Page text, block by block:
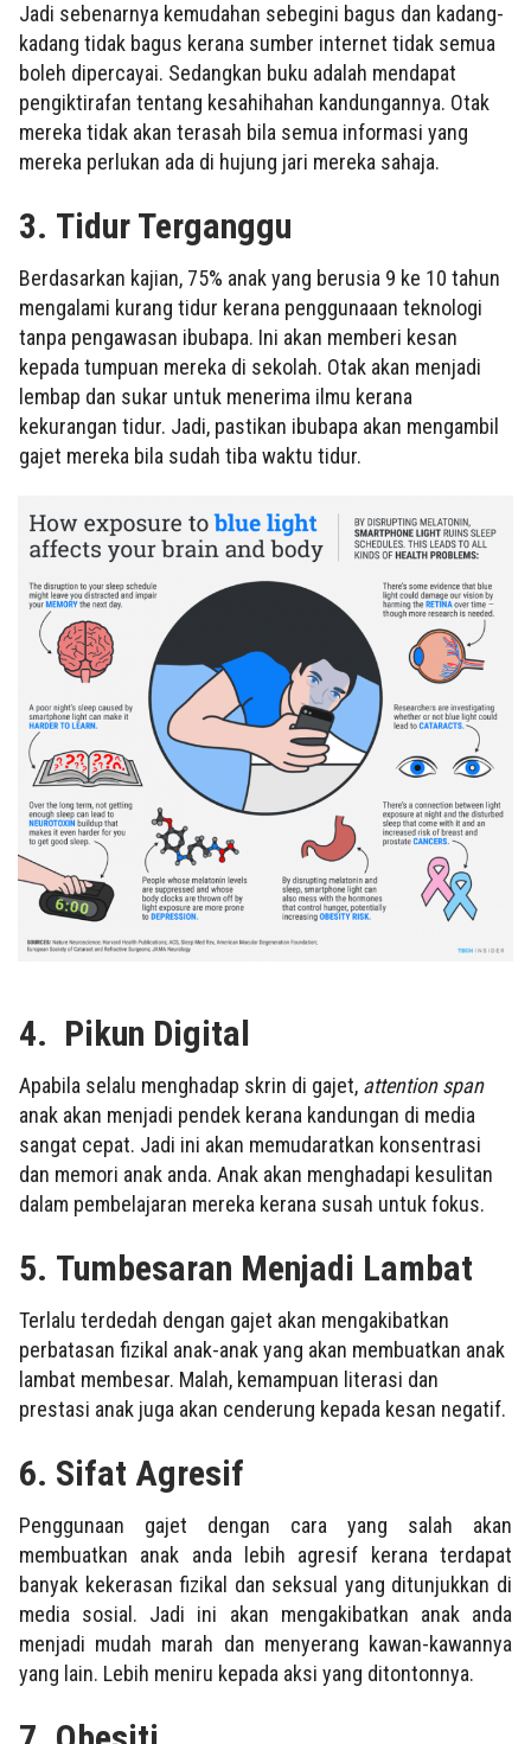
Jadi sebenarnya kemudahan sebegini bagus dan kadang-
kadang tidak bagus kerana sumber internet tidak semua
boleh dipercayai. Sedangkan buku adalah mendapat
pengiktirafan tentang kesahihahan kandungannya. Otak
mereka tidak akan terasah bila semua informasi yang
mereka perlukan ada di hujung jari mereka sahaja.
3. Tidur Terganggu
Berdasarkan kajian, 75% anak yang berusia 9 ke 10 tahun
mengalami kurang tidur kerana penggunaaan teknologi
tanpa pengawasan ibubapa. Ini akan memberi kesan
kepada tumpuan mereka di sekolah. Otak akan menjadi
lembap dan sukar untuk menerima ilmu kerana
kekurangan tidur. Jadi, pastikan ibubapa akan mengambil
gajet mereka bila sudah tiba waktu tidur.
4. Pikun Digital
Apabila selalu menghadap skrin di gajet, attention span
anak akan menjadi pendek kerana kandungan di media
sangat cepat. Jadi ini akan memudaratkan konsentrasi
dan memori anak anda. Anak akan menghadapi kesulitan
dalam pembelajaran mereka kerana susah untuk fokus.
5. Tumbesaran Menjadi Lambat
Terlalu terdedah dengan gajet akan mengakibatkan
perbatasan fizikal anak-anak yang akan membuatkan anak
lambat membesar. Malah, kemampuan literasi dan
prestasi anak juga akan cenderung kepada kesan negatif.
6. Sifat Agresif
Penggunaan gajet dengan cara yang salah akan
membuatkan anak anda lebih agresif kerana terdapat
banyak kekerasan fizikal dan seksual yang ditunjukkan di
media sosial. Jadi ini akan mengakibatkan anak anda
menjadi mudah marah dan menyerang kawan-kawannya
yang lain. Lebih meniru kepada aksi yang ditontonnya.